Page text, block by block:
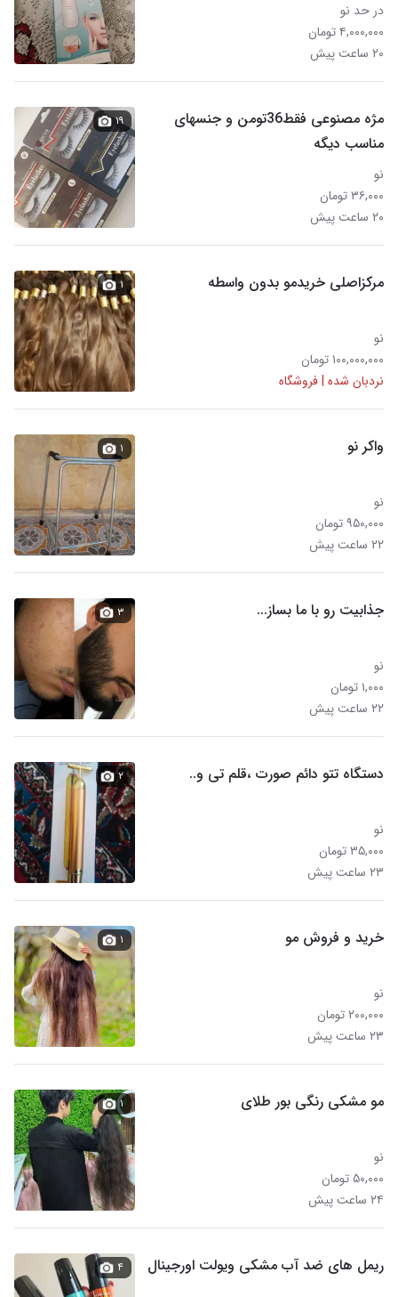
در حد نو
۴,۰۰۰,۰۰۰ تومان
۲۰ ساعت پیش
مژه مصنوعی فقط36تومن و جنسهای
مناسب دیگه
نو
۳۶,۰۰۰ تومان
۲۰ ساعت پیش
۱۹
مرکزاصلی خریدمو بدون واسطه
نو
۱۰۰,۰۰۰,۰۰۰ تومان
نردبان شده | فروشگاه
۱
واکر نو
نو
۹۵۰,۰۰۰ تومان
۲۲ ساعت پیش
۱
جذابیت رو با ما بساز...
نو
۱,۰۰۰ تومان
۲۲ ساعت پیش
۳
دستگاه تتو دائم صورت ،قلم تی و..
نو
۳۵,۰۰۰ تومان
۲۳ ساعت پیش
۲
خرید و فروش مو
نو
۲۰۰,۰۰۰ تومان
۲۳ ساعت پیش
۱
مو مشکی رنگی بور طلای
نو
۵۰,۰۰۰ تومان
۲۴ ساعت پیش
۱
ریمل های ضد آب مشکی ویولت اورجینال ۴